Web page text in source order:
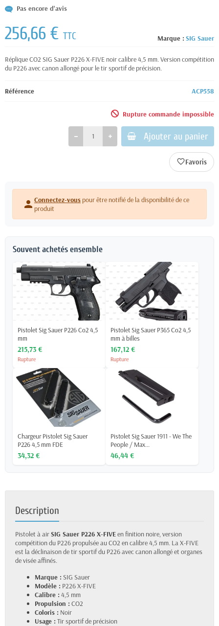
Pas encore d'avis
Marque : SIG Sauer
256,66 € TTC
Réplique CO2 SIG Sauer P226 X-FIVE noir calibre 4,5 mm. Version compétition
du P226 avec canon allongé pour le tir sportif de précision.
Référence ACP558
Rupture commande impossible
Ajouter au panier
favorite_border
person Connectez-vous pour être notifié de la disponibilité de ce
produit
Souvent achetés ensemble
Pistolet Sig Sauer P226 Co2 4,5
mm
215,73 €
Rupture
Pistolet Sig Sauer P365 Co2 4,5
mm à billes
167,12 €
Rupture
Chargeur Pistolet Sig Sauer
P226 4,5 mm FDE
34,32 €
Pistolet Sig Sauer 1911 - We The
People / Max...
46,44 €
Description
Pistolet à airSIG Sauer P226 X-FIVEen finition noire, version
compétition du P226 propulsée au CO2 en calibre 4,5 mm. La X-FIVE
est la déclinaison de tir sportif du P226 avec canon allongé et organes
de visée affinés.
Marque : SIG Sauer
Modèle : P226 X-FIVE
Calibre : 4,5 mm
Propulsion : CO2
Coloris : Noir
Usage : Tir sportif de précision